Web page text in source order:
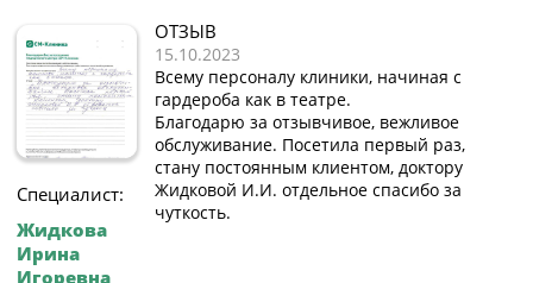
Специалист:
Жидкова
Ирина
Игоревна
ОТЗЫВ
15.10.2023
Всему персоналу клиники, начиная с
гардероба как в театре.
Благодарю за отзывчивое, вежливое
обслуживание. Посетила первый раз,
стану постоянным клиентом, доктору
Жидковой И.И. отдельное спасибо за
чуткость.